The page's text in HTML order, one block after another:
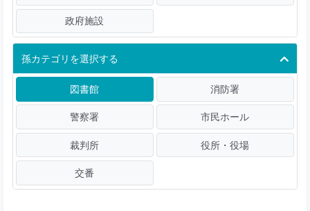
政府施設
孫カテゴリを選択する
図書館 消防署
警察署 市民ホール
裁判所 役所・役場
交番